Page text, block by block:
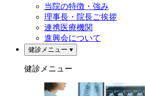
当院の特徴・強み
理事長・院長ご挨拶
連携医療機関
進興会について
健診メニュー
健診メニュー